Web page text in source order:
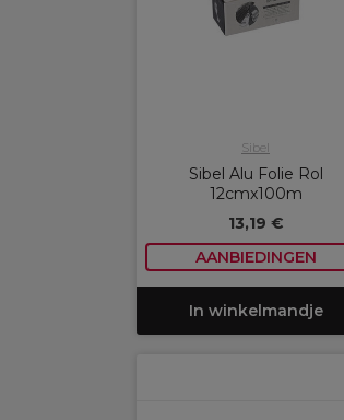
Sibel
Sibel Alu Folie Rol
12cmx100m
13,19 €
AANBIEDINGEN
In winkelmandje